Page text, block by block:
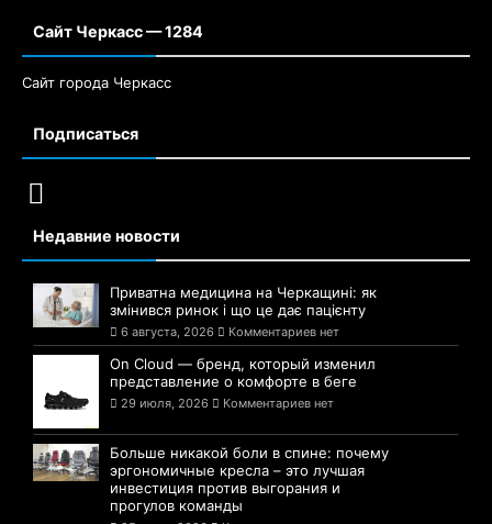
Сайт Черкасс — 1284
Сайт города Черкасс
Подписаться
Недавние новости
Приватна медицина на Черкащині: як
змінився ринок і що це дає пацієнту
6 августа, 2026 Комментариев нет
On Cloud — бренд, который изменил
представление о комфорте в беге
29 июля, 2026 Комментариев нет
Больше никакой боли в спине: почему
эргономичные кресла – это лучшая
инвестиция против выгорания и
прогулов команды